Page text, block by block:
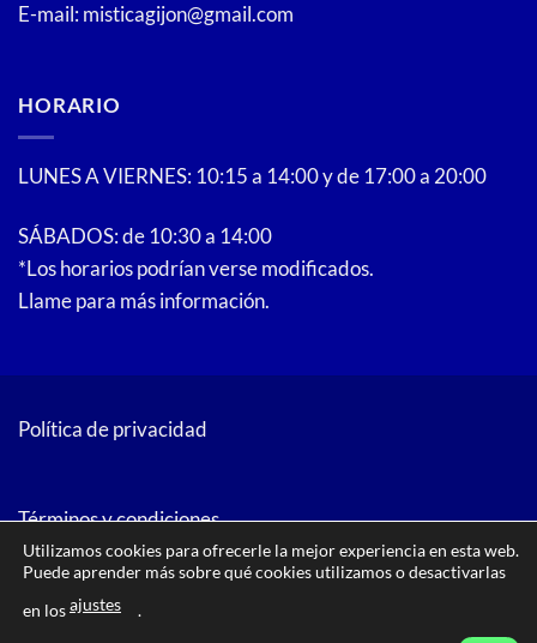
de
E-mail: misticagijon@gmail.com
HORARIO
LUNES A VIERNES: 10:15 a 14:00 y de 17:00 a 20:00
SÁBADOS: de 10:30 a 14:00
*Los horarios podrían verse modificados.
Llame para más información.
Política de privacidad
Términos y condiciones
Visa
Utilizamos cookies para ofrecerle la mejor experiencia en esta web.
Puede aprender más sobre qué cookies utilizamos o desactivarlas
en losajustes .